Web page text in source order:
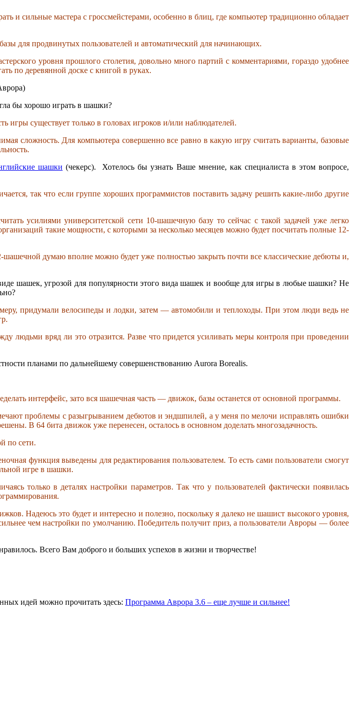
сильные мастера с гроссмейстерами, особенно в блиц, где компьютер традиционно обладает
для продвинутых пользователей и автоматический для начинающих.
уровня прошлого столетия, довольно много партий с комментариями, гораздо удобнее
по деревянной доске с книгой в руках.
бы хорошо играть в шашки?
существует только в головах игроков и/или наблюдателей.
сложность. Для компьютера совершенно все равно в какую игру считать варианты, базовые
шашки (чекерс). Хотелось бы узнать Ваше мнение, как специалиста в этом вопросе,
так что если группе хороших программистов поставить задачу решить какие-либо другие
усилиями университетской сети 10-шашечную базу то сейчас с такой задачей уже легко
такие мощности, с которыми за несколько месяцев можно будет посчитать полные 12-
думаю вполне можно будет уже полностью закрыть почти все классические дебюты и,
шашек, угрозой для популярности этого вида шашек и вообще для игры в любые шашки? Не
придумали велосипеды и лодки, затем — автомобили и теплоходы. При этом люди ведь не
людьми вряд ли это отразится. Разве что придется усиливать меры контроля при проведении
планами по дальнейшему совершенствованию Aurora Borealis.
интерфейс, зато вся шашечная часть — движок, базы останется от основной программы.
проблемы с разыгрыванием дебютов и эндшпилей, а у меня по мелочи исправлять ошибки
В 64 бита движок уже перенесен, осталось в основном доделать многозадачность.
по сети.
функция выведены для редактирования пользователем. То есть сами пользователи смогут
игре в шашки.
только в деталях настройки параметров. Так что у пользователей фактически появилась
Надеюсь это будет и интересно и полезно, поскольку я далеко не шашист высокого уровня,
чем настройки по умолчанию. Победитель получит приз, а пользователи Авроры — более
Всего Вам доброго и больших успехов в жизни и творчестве!
идей можно прочитать здесь: Программа Аврора 3.6 – еще лучше и сильнее!